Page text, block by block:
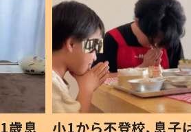
歳息
小1から不登校、息子